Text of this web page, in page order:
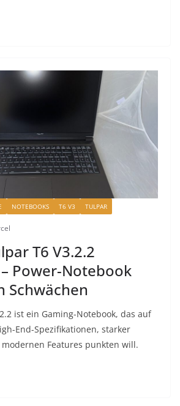
NOTEBOOKS T6 V3 TULPAR
T6 V3.2.2
Power-Notebook
Schwächen
ist ein Gaming-Notebook, das auf
End-Spezifikationen, starker
Features punkten will.